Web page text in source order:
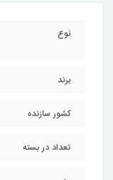
نوع
برند
کشور سازنده
تعداد در بسته